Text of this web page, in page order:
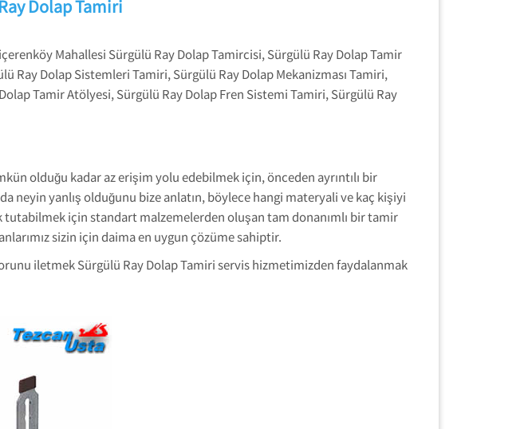
Dolap Tamiri
Mahallesi Sürgülü Ray Dolap Tamircisi, Sürgülü Ray Dolap Tamir
Ray Dolap Sistemleri Tamiri, Sürgülü Ray Dolap Mekanizması Tamiri,
Tamir Atölyesi, Sürgülü Ray Dolap Fren Sistemi Tamiri, Sürgülü Ray
olduğu kadar az erişim yolu edebilmek için, önceden ayrıntılı bir
neyin yanlış olduğunu bize anlatın, böylece hangi materyali ve kaç kişiyi
için standart malzemelerden oluşan tam donanımlı bir tamir
sizin için daima en uygun çözüme sahiptir.
iletmek Sürgülü Ray Dolap Tamiri servis hizmetimizden faydalanmak